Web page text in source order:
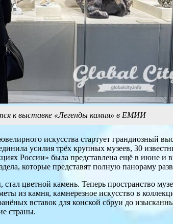
к выставке «Легенды камня» в ЕМИИ
искусства стартует грандиозный
усилия трёх крупных музеев, 30
России» была представлена ещё в июне
которые представят полную панораму
цветной камень. Теперь пространство
из камня, камнерезное искусство в
вставок для конской сбруи до
страны.